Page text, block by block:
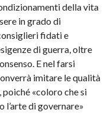
della vita
in grado di
fidati e
di guerra, oltre
E nel farsi
imitare le qualità
poiché «coloro che si
l’arte di governare»